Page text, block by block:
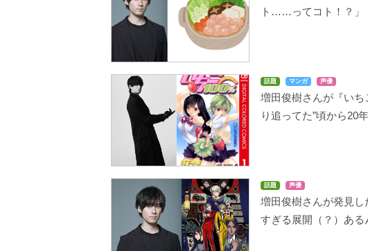
ト……ってコト！？」
話題 マンガ 声優
増田俊樹さんが『いち
り追ってた”頃から20
話題 声優
増田俊樹さんが発見
すぎる展開（？）ある